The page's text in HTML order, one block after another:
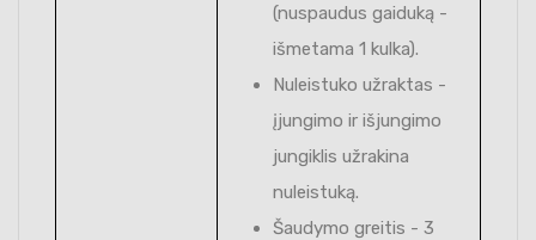
(nuspaudus gaiduką -
išmetama 1 kulka).
Nuleistuko užraktas -
įjungimo ir išjungimo
jungiklis užrakina
nuleistuką.
Šaudymo greitis - 3